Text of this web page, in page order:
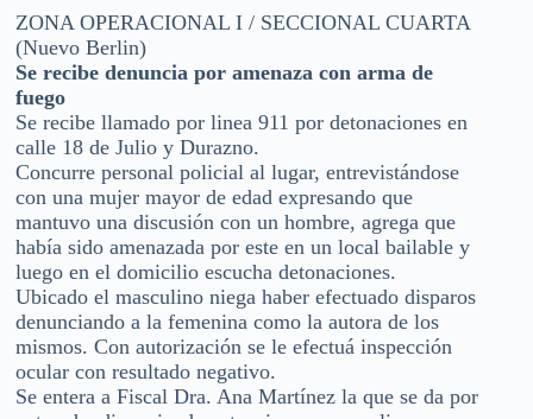
ZONA OPERACIONAL I / SECCIONAL CUARTA
(Nuevo Berlin)
Se recibe denuncia por amenaza con arma de
fuego
Se recibe llamado por linea 911 por detonaciones en
calle 18 de Julio y Durazno.
Concurre personal policial al lugar, entrevistándose
con una mujer mayor de edad expresando que
mantuvo una discusión con un hombre, agrega que
había sido amenazada por este en un local bailable y
luego en el domicilio escucha detonaciones.
Ubicado el masculino niega haber efectuado disparos
denunciando a la femenina como la autora de los
mismos. Con autorización se le efectuá inspección
ocular con resultado negativo.
Se entera a Fiscal Dra. Ana Martínez la que se da por